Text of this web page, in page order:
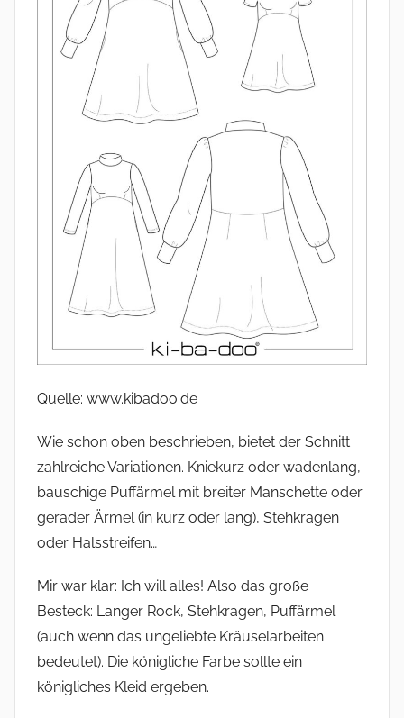
Quelle: www.kibadoo.de
Wie schon oben beschrieben, bietet der Schnitt
zahlreiche Variationen. Kniekurz oder wadenlang,
bauschige Puffärmel mit breiter Manschette oder
gerader Ärmel (in kurz oder lang), Stehkragen
oder Halsstreifen…
Mir war klar: Ich will alles! Also das große
Besteck: Langer Rock, Stehkragen, Puffärmel
(auch wenn das ungeliebte Kräuselarbeiten
bedeutet). Die königliche Farbe sollte ein
königliches Kleid ergeben.